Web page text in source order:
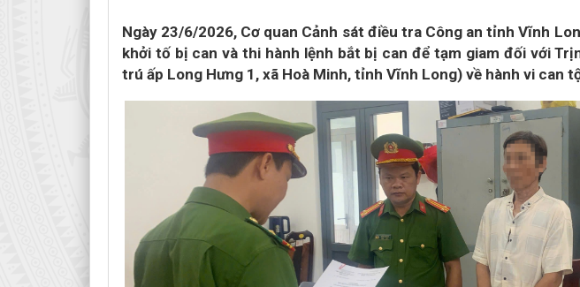
Ngày 23/6/2026, Cơ quan Cảnh sát điều tra Công an tỉnh Vĩnh
khởi tố bị can và thi hành lệnh bắt bị can để tạm giam đối với
trú ấp Long Hưng 1, xã Hoà Minh, tỉnh Vĩnh Long) về hành vi can